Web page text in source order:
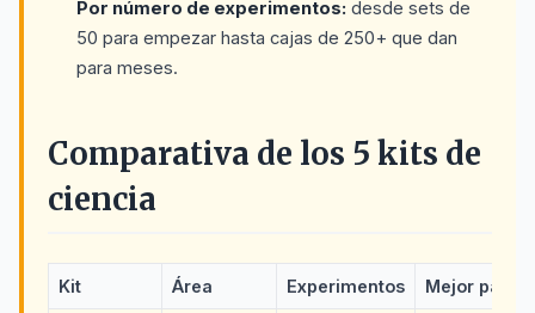
Por número de experimentos: desde sets de
50 para empezar hasta cajas de 250+ que dan
para meses.
Comparativa de los 5 kits de
ciencia
Kit Área Experimentos Mejor para